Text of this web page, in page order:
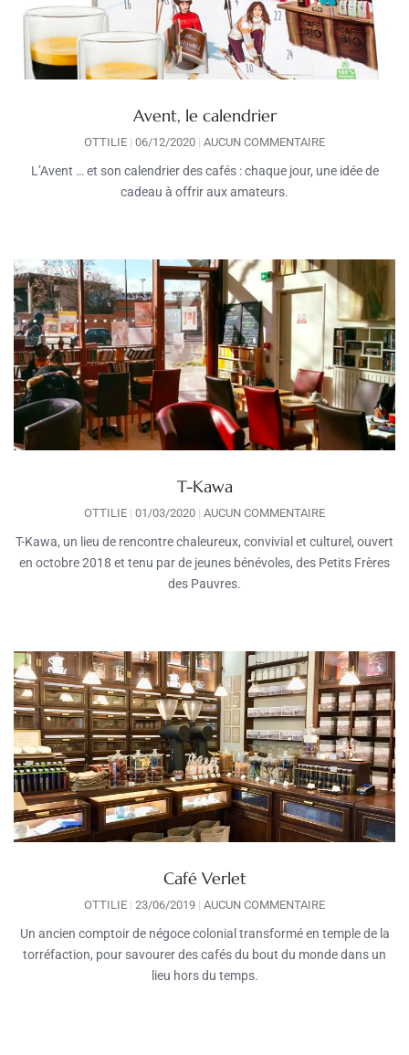
Avent, le calendrier
OTTILIE 06/12/2020 AUCUN COMMENTAIRE
L’Avent … et son calendrier des cafés : chaque jour, une idée de
cadeau à offrir aux amateurs.
T-Kawa
OTTILIE 01/03/2020 AUCUN COMMENTAIRE
T-Kawa, un lieu de rencontre chaleureux, convivial et culturel, ouvert
en octobre 2018 et tenu par de jeunes bénévoles, des Petits Frères
des Pauvres.
Café Verlet
OTTILIE 23/06/2019 AUCUN COMMENTAIRE
Un ancien comptoir de négoce colonial transformé en temple de la
torréfaction, pour savourer des cafés du bout du monde dans un
lieu hors du temps.